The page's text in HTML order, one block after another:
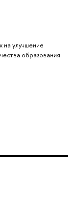
на улучшение
образования